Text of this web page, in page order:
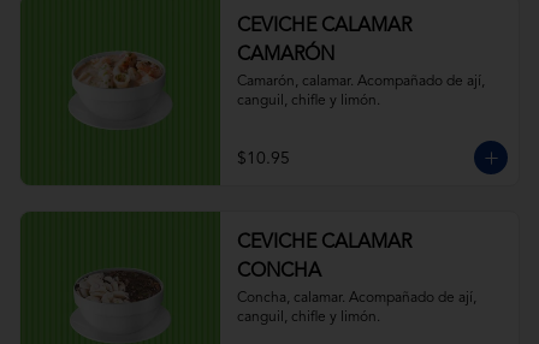
CEVICHE CALAMAR
CAMARÓN
Camarón, calamar. Acompañado de ají,
canguil, chifle y limón.
$10.95
CEVICHE CALAMAR
CONCHA
Concha, calamar. Acompañado de ají,
canguil, chifle y limón.